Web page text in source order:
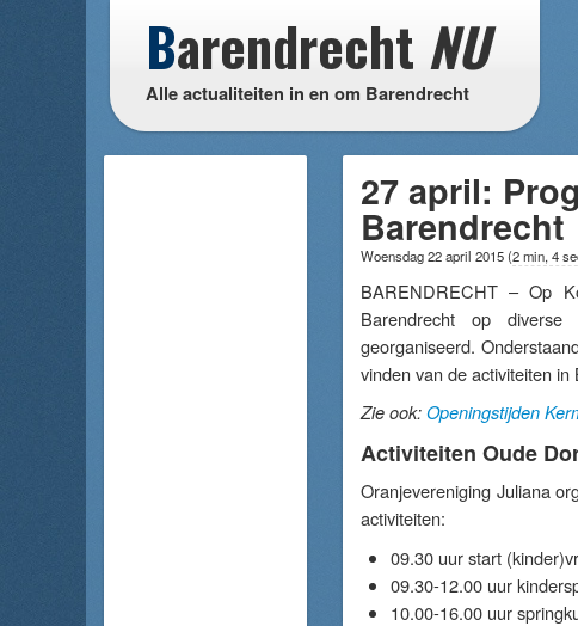
Barendrecht NU
Alle actualiteiten in en om Barendrecht
27 april:
Barendrecht
Woensdag 22 april 2015(2 min, 4
BARENDRECHT – Op
Barendrecht op diverse
georganiseerd.
vinden van de activiteiten in
Zie ook: Openingstijden
Activiteiten Oude
Oranjevereniging Juliana
activiteiten:
09.30 uur start
09.30-12.00 uur
10.00-16.00 uur